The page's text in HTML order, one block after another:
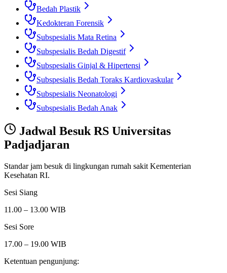
Bedah Plastik
Kedokteran Forensik
Subspesialis Mata Retina
Subspesialis Bedah Digestif
Subspesialis Ginjal & Hipertensi
Subspesialis Bedah Toraks Kardiovaskular
Subspesialis Neonatologi
Subspesialis Bedah Anak
Jadwal Besuk RS Universitas
Padjadjaran
Standar jam besuk di lingkungan rumah sakit Kementerian
Kesehatan RI.
Sesi Siang
11.00 – 13.00 WIB
Sesi Sore
17.00 – 19.00 WIB
Ketentuan pengunjung: